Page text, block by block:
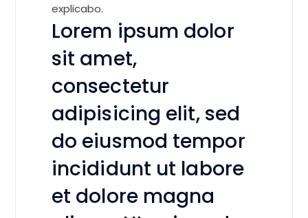
explicabo.
Lorem ipsum dolor
sit amet,
consectetur
adipisicing elit, sed
do eiusmod tempor
incididunt ut labore
et dolore magna